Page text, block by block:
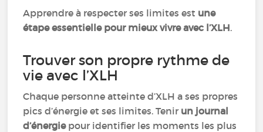
Apprendre à respecter ses limites est une
étape essentielle pour mieux vivre avec l’XLH.
Trouver son propre rythme de
vie avec l’XLH
Chaque personne atteinte d’XLH a ses propres
pics d’énergie et ses limites. Tenir un journal
d’énergiepour identifier les moments les plus